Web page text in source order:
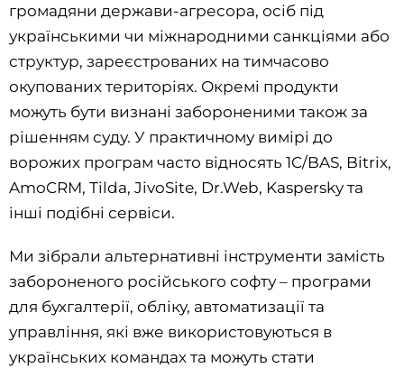
громадяни держави-агресора, осіб під
українськими чи міжнародними санкціями або
структур, зареєстрованих на тимчасово
окупованих територіях. Окремі продукти
можуть бути визнані забороненими також за
рішенням суду. У практичному вимірі до
ворожих програм часто відносять 1C/BAS, Bitrix,
AmoCRM, Tilda, JivoSite, Dr.Web, Kaspersky та
інші подібні сервіси.
Ми зібрали альтернативні інструменти замість
забороненого російського софту – програми
для бухгалтерії, обліку, автоматизації та
управління, які вже використовуються в
українських командах та можуть стати